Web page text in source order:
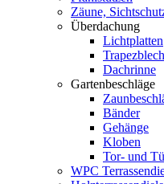
Zäune,
Überdachung
Lichtplatten
Trapezblech
Dachrinne
Gartenbeschläge
Bänder
Gehänge
Kloben
Tor- und
WPC